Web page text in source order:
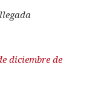
diciembre de